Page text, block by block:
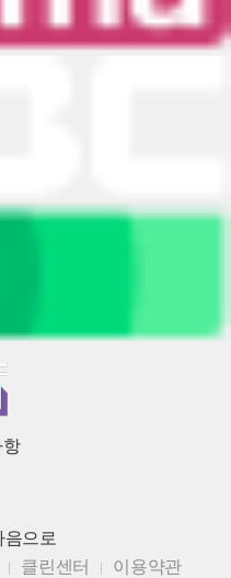
항
음으로
클린센터 이용약관